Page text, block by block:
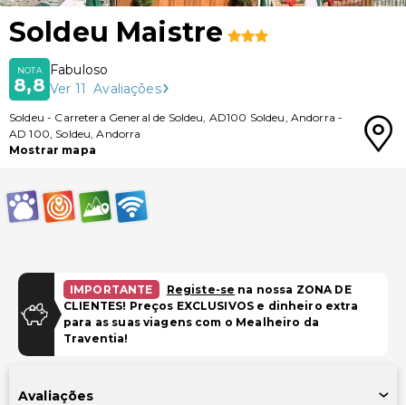
Soldeu Maistre
NOTA
8,8
Fabuloso
Ver 11 Avaliações
Soldeu - Carretera General de Soldeu, AD100 Soldeu, Andorra -
AD 100, Soldeu,Andorra
Mostrar mapa
IMPORTANTE Registe-se na nossa ZONA DE
CLIENTES! Preços EXCLUSIVOS e dinheiro extra
para as suas viagens com o Mealheiro da
Traventia!
Avaliações